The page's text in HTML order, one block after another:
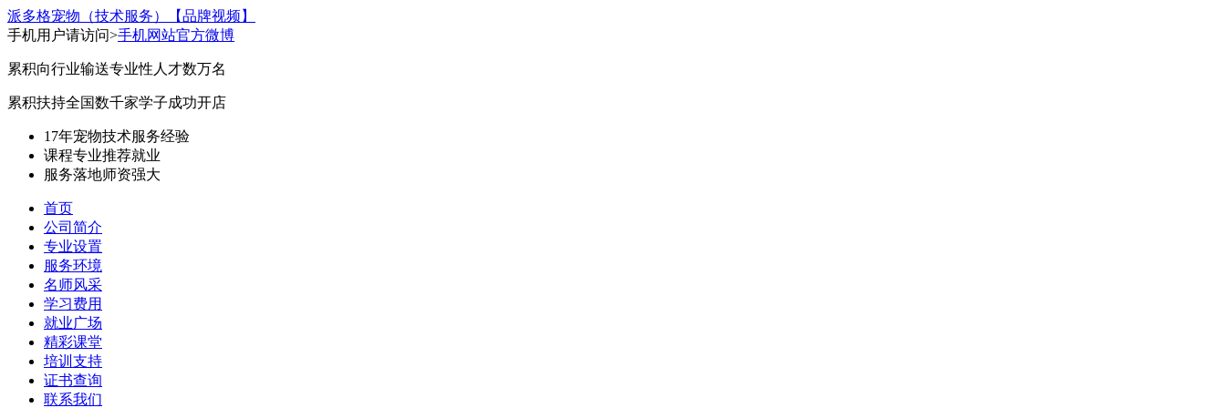
派多格宠物（技术服务）
【品牌视频】
手机用户请访问>手机网站官方微博
累积向行业输送专业性人才数万名
累积扶持全国数千家学子成功开店
17年宠物技术服务经验
课程专业推荐就业
服务落地师资强大
首页
公司简介
专业设置
服务环境
名师风采
学习费用
就业广场
精彩课堂
培训支持
证书查询
联系我们